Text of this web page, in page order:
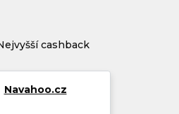
cashback
Navahoo.cz